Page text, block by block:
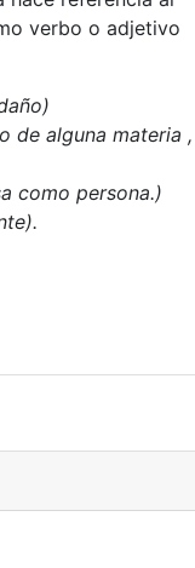
verbo o adjetivo
de alguna materia ,
como persona.)